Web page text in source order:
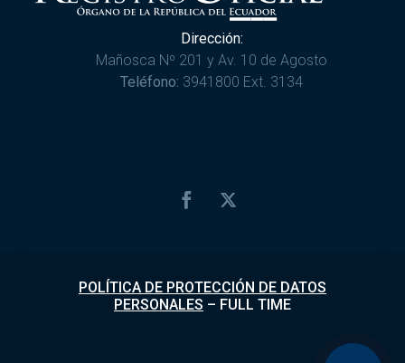
Dirección:
Mañosca Nº 201 y Av. 10 de Agosto
Teléfono: 3941800 Ext. 3134
POLÍTICA DE PROTECCIÓN DE DATOS
PERSONALES – FULL TIME